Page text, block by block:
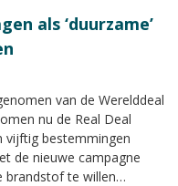
als ‘duurzame’
van de Werelddeal
nu de Real Deal
vijftig bestemmingen
de nieuwe campagne
brandstof te willen